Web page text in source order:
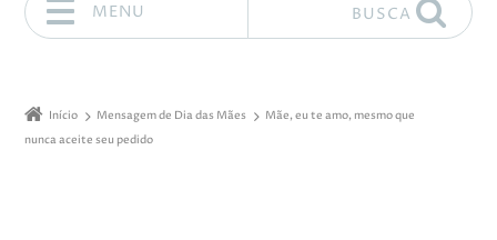
MENU BUSCA
Início Mensagem de Dia das Mães
Mãe, eu te amo, mesmo que
nunca aceite seu pedido